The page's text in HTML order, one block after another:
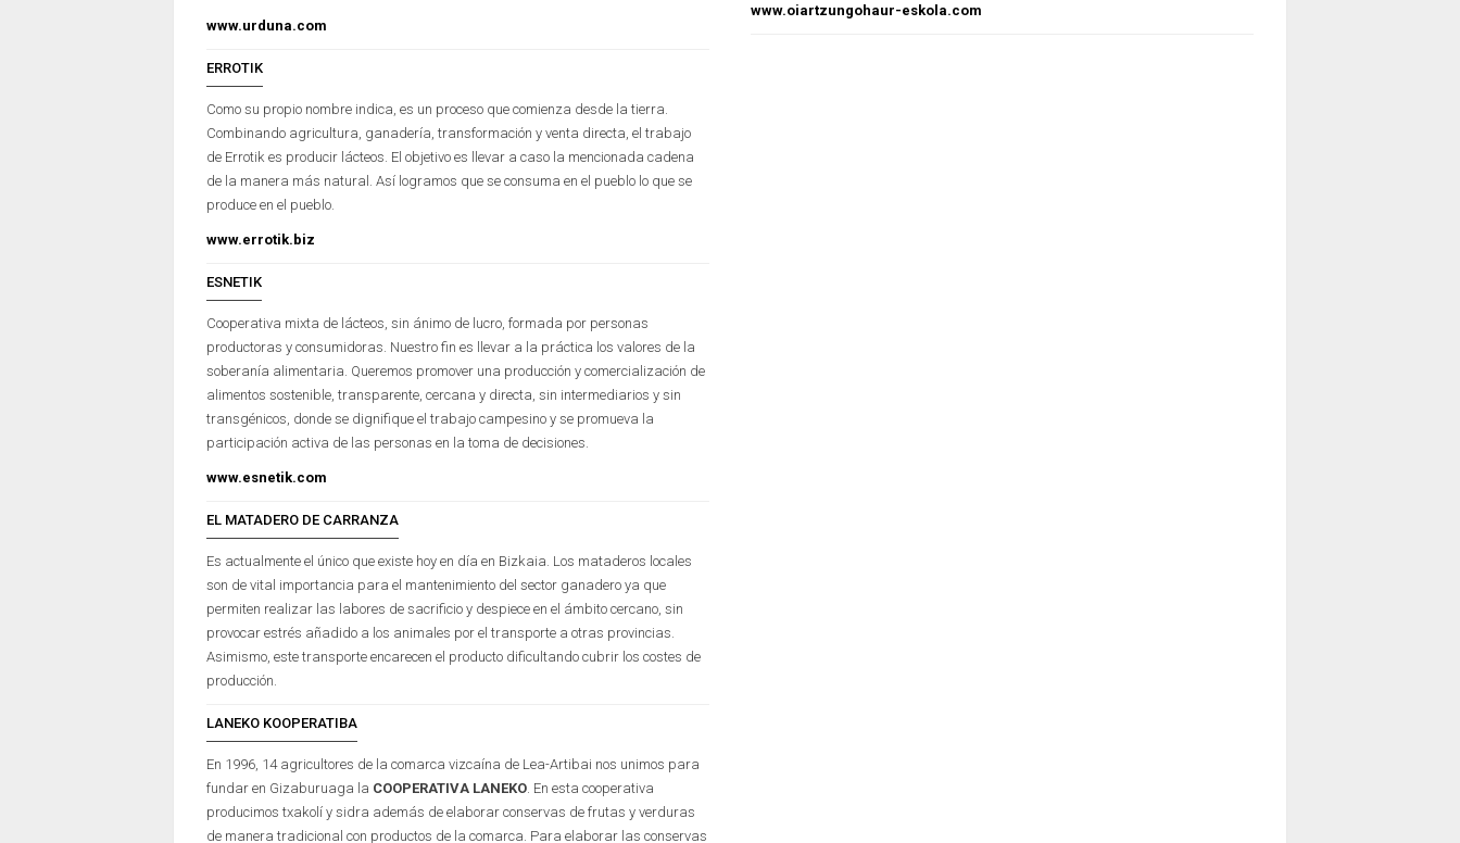
www.urduna.com
ERROTIK
Como su propio nombre indica, es un proceso que comienza desde la tierra.
Combinando agricultura, ganadería, transformación y venta directa, el trabajo
de Errotik es producir lácteos. El objetivo es llevar a caso la mencionada cadena
de la manera más natural. Así logramos que se consuma en el pueblo lo que se
produce en el pueblo.
www.errotik.biz
ESNETIK
Cooperativa mixta de lácteos, sin ánimo de lucro, formada por personas
productoras y consumidoras. Nuestro fin es llevar a la práctica los valores de la
soberanía alimentaria. Queremos promover una producción y comercialización de
alimentos sostenible, transparente, cercana y directa, sin intermediarios y sin
transgénicos, donde se dignifique el trabajo campesino y se promueva la
participación activa de las personas en la toma de decisiones.
www.esnetik.com
EL MATADERO DE CARRANZA
Es actualmente el único que existe hoy en día en Bizkaia. Los mataderos locales
son de vital importancia para el mantenimiento del sector ganadero ya que
permiten realizar las labores de sacrificio y despiece en el ámbito cercano, sin
provocar estrés añadido a los animales por el transporte a otras provincias.
Asimismo, este transporte encarecen el producto dificultando cubrir los costes de
producción.
LANEKO KOOPERATIBA
En 1996, 14 agricultores de la comarca vizcaína de Lea-Artibai nos unimos para
fundar en Gizaburuaga la COOPERATIVA LANEKO. En esta cooperativa
producimos txakolí y sidra además de elaborar conservas de frutas y verduras
de manera tradicional con productos de la comarca. Para elaborar las conservas
www.oiartzungohaur-eskola.com